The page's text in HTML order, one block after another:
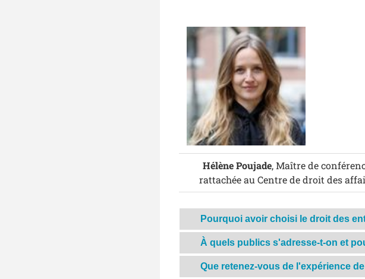
Hélène Poujade, Maître de
rattachée au Centre de droit des
Pourquoi avoir choisi le droit des
À quels publics s'adresse-t-on et
Que retenez-vous de l'expérience de